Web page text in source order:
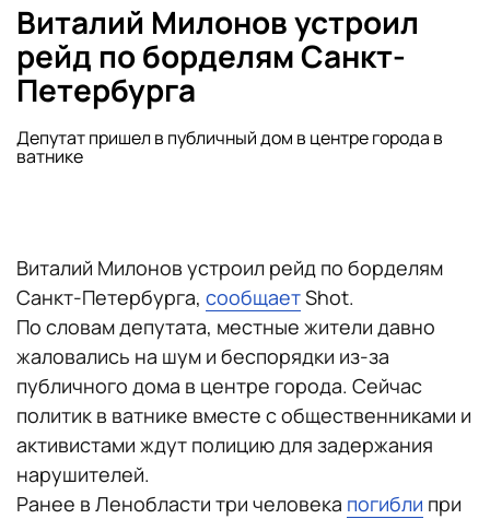
Виталий Милонов устроил
рейд по борделям Санкт-
Петербурга
Депутат пришел в публичный дом в центре города в
ватнике
Виталий Милонов устроил рейд по борделям
Санкт-Петербурга, сообщаетShot.
По словам депутата, местные жители давно
жаловались на шум и беспорядки из-за
публичного дома в центре города. Сейчас
политик в ватнике вместе с общественниками и
активистами ждут полицию для задержания
нарушителей.
Ранее в Ленобласти три человека погибли при